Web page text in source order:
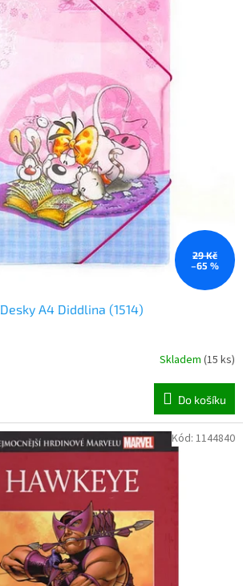
29 Kč
–65 %
Desky A4 Diddlina (1514)
Skladem (15 ks)
Do košíku
Kód: 1144840